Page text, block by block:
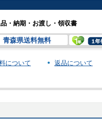
・納期・お渡し・領収書
青森県送料無料
について 返品について